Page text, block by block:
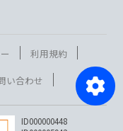
利用規約
い合わせ
ID000000448